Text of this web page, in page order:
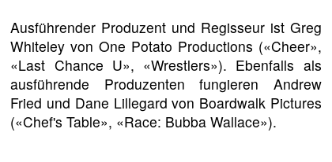
Ausführender Produzent und Regisseur ist Greg
Whiteley von One Potato Productions («Cheer»,
«Last Chance U», «Wrestlers»). Ebenfalls als
ausführende Produzenten fungieren Andrew
Fried und Dane Lillegard von Boardwalk Pictures
(«Chef's Table», «Race: Bubba Wallace»).